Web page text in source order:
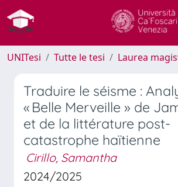
UNITesi Tutte le tesi Laurea
Traduire le séisme :
« Belle Merveille » de
et de la littérature post-
catastrophe haïtienne
Cirillo, Samantha
2024/2025